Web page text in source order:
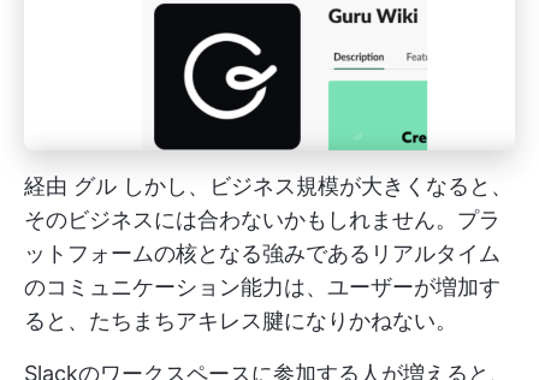
経由 グル しかし、ビジネス規模が大きくなると、
そのビジネスには合わないかもしれません。プラ
ットフォームの核となる強みであるリアルタイム
のコミュニケーション能力は、ユーザーが増加す
ると、たちまちアキレス腱になりかねない。
Slackのワークスペースに参加する人が増えると、